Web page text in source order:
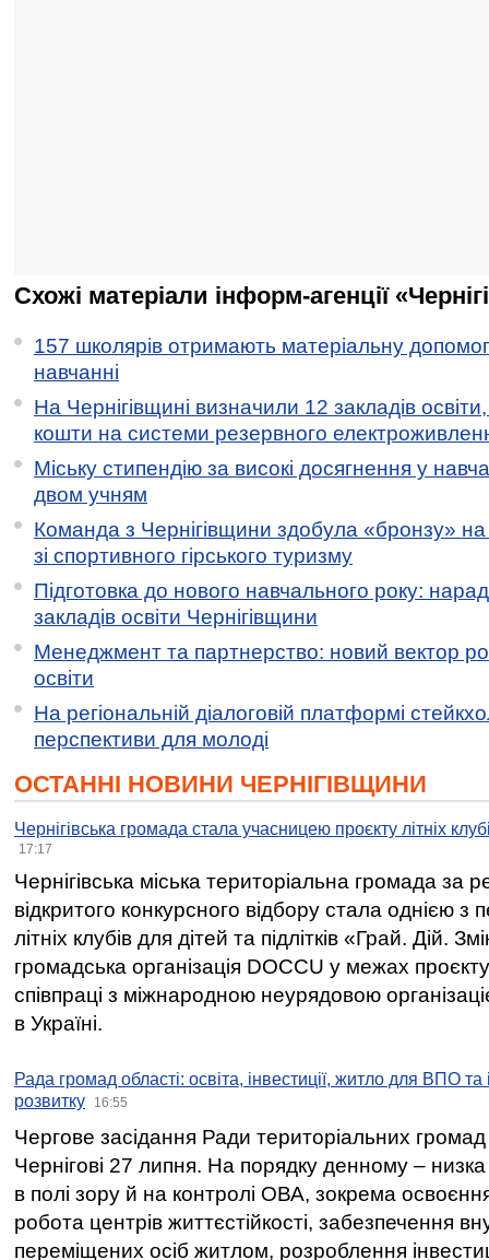
Схожі матеріали інформ-агенції
157 школярів отримають матеріальну
навчанні
На Чернігівщині визначили 12 закладів
кошти на системи резервного
Міську стипендію за високі досягнення у
двом учням
Команда з Чернігівщини здобула «бронзу» на
зі спортивного гірського туризму
Підготовка до нового навчального року:
закладів освіти Чернігівщини
Менеджмент та партнерство: новий вектор
освіти
На регіональній діалоговій платформі
перспективи для молоді
ОСТАННІ НОВИНИ ЧЕРНІГІВЩИНИ
Чернігівська громада стала учасницею проєкту літніх
17:17
Чернігівська міська територіальна громада за
відкритого конкурсного відбору стала однією
літніх клубів для дітей та підлітків «Грай. Дій.
громадська організація DOCCU у межах
співпраці з міжнародною неурядовою
в Україні.
Рада громад області: освіта, інвестиції, житло для ВПО
розвитку
16:55
Чергове засідання Ради територіальних громад
Чернігові 27 липня. На порядку денному –
в полі зору й на контролі ОВА, зокрема освоєння
робота центрів життєстійкості, забезпечення
переміщених осіб житлом, розроблення